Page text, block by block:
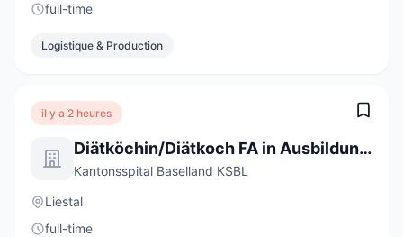
full-time
Logistique & Production
il y a 2 heures
Diätköchin/Diätkoch FA in Ausbildung 2027 (a) 100%
Kantonsspital Baselland KSBL
Liestal
full-time